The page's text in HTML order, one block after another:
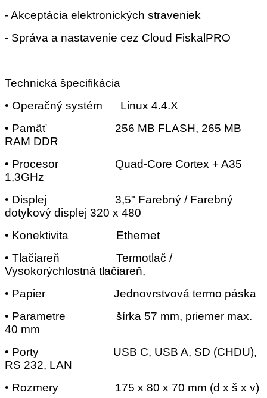
- Akceptácia elektronických straveniek
- Správa a nastavenie cez Cloud FiskalPRO
Technická špecifikácia
• Operačný systém Linux 4.4.X
• Pamäť 256 MB FLASH, 265 MB
RAM DDR
• Procesor Quad-Core Cortex + A35
1,3GHz
• Displej 3,5" Farebný / Farebný
dotykový displej 320 x 480
• Konektivita Ethernet
• Tlačiareň Termotlač /
Vysokorýchlostná tlačiareň,
• Papier Jednovrstvová termo páska
• Parametre šírka 57 mm, priemer max.
40 mm
• Porty USB C, USB A, SD (CHDU),
RS 232, LAN
• Rozmery 175 x 80 x 70 mm (d x š x v)